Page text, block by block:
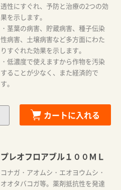
透性にすぐれ、予防と治療の2つの効
果を示します。
・茎葉の病害、貯蔵病害、種子伝染
性病害、土壌病害など多方面にわた
りすぐれた効果を示します。
・低濃度で使えますから作物を汚染
することが少なく、また経済的で
す。
カートに入れる
プレオフロアブル１００ＭＬ
コナガ・アオムシ・エオヨウムシ・
オオタバコガ等。薬剤抵抗性を発達